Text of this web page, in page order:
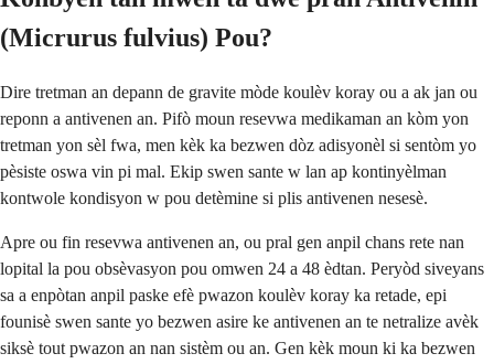
(Micrurus fulvius) Pou?
Dire tretman an depann de gravite mòde koulèv koray ou a ak jan ou
reponn a antivenen an. Pifò moun resevwa medikaman an kòm yon
tretman yon sèl fwa, men kèk ka bezwen dòz adisyonèl si sentòm yo
pèsiste oswa vin pi mal. Ekip swen sante w lan ap kontinyèlman
kontwole kondisyon w pou detèmine si plis antivenen nesesè.
Apre ou fin resevwa antivenen an, ou pral gen anpil chans rete nan
lopital la pou obsèvasyon pou omwen 24 a 48 èdtan. Peryòd siveyans
sa a enpòtan anpil paske efè pwazon koulèv koray ka retade, epi
founisè swen sante yo bezwen asire ke antivenen an te netralize avèk
siksè tout pwazon an nan sistèm ou an. Gen kèk moun ki ka bezwen